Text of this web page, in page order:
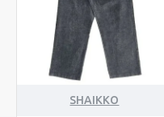
SHAIKKO